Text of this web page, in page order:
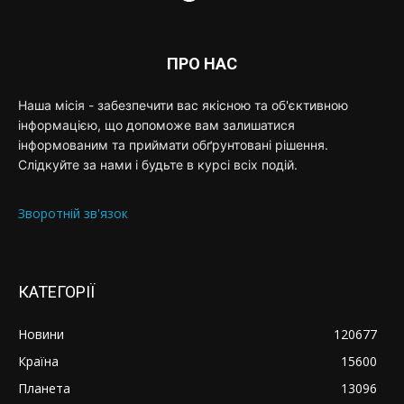
ПРО НАС
Наша місія - забезпечити вас якісною та об'єктивною
інформацією, що допоможе вам залишатися
інформованим та приймати обґрунтовані рішення.
Слідкуйте за нами і будьте в курсі всіх подій.
Зворотній зв'язок
КАТЕГОРІЇ
Новини
120677
Країна
15600
Планета
13096